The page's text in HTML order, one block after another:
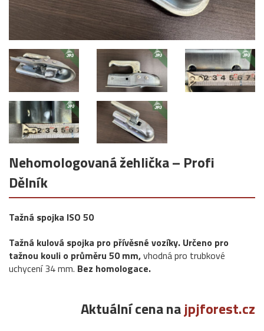
Nehomologovaná žehlička – Profi
Dělník
Tažná spojka ISO 50
Tažná kulová spojka pro přívěsné vozíky. Určeno pro
tažnou kouli o průměru 50 mm,vhodná pro trubkové
uchycení 34 mm. Bez homologace.
Aktuální cena najpjforest.cz